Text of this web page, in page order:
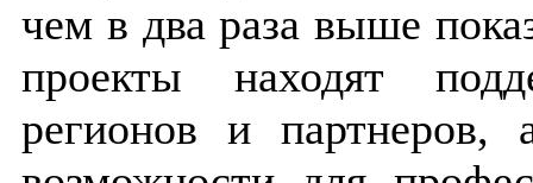
чем в два раза выше
проекты находят
регионов и